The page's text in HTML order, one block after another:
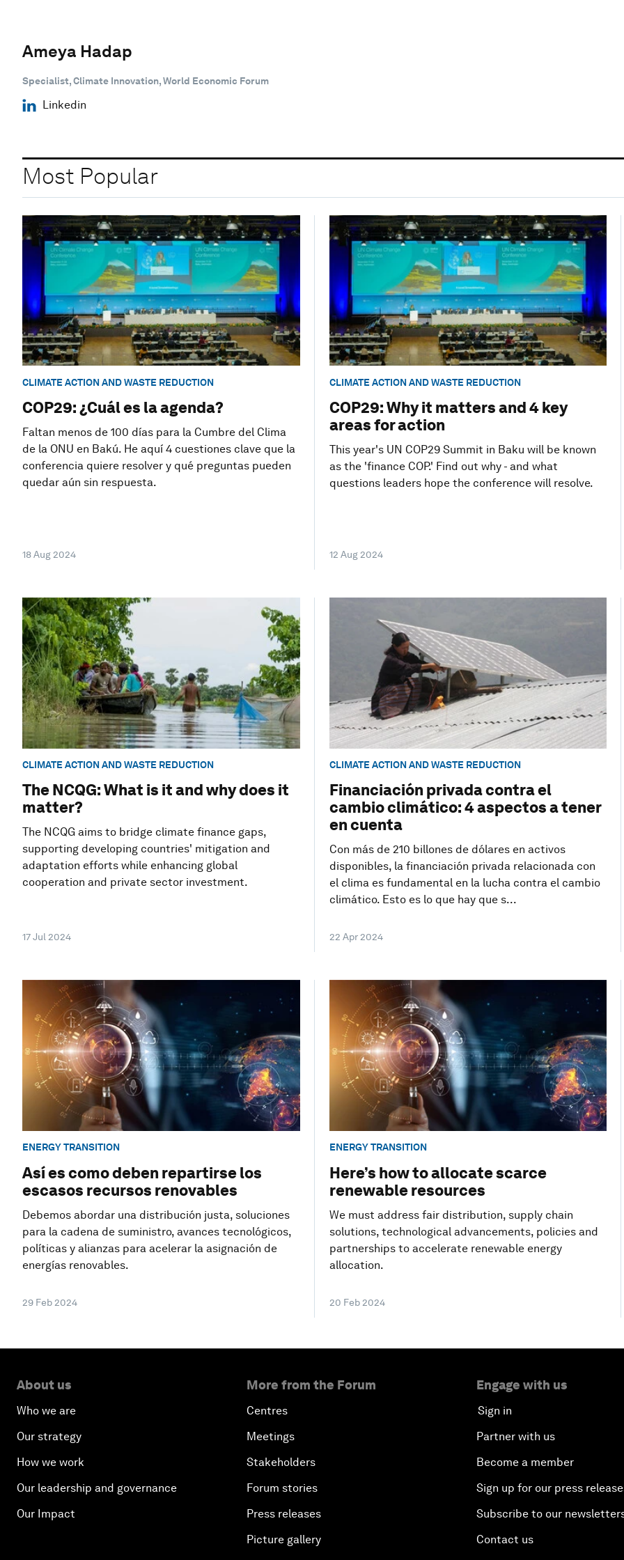
Ameya Hadap
Specialist, Climate Innovation, World Economic Forum
Linkedin
Most Popular
CLIMATE ACTION AND WASTE REDUCTION
COP29: ¿Cuál es la agenda?
Faltan menos de 100 días para la Cumbre del Clima
de la ONU en Bakú. He aquí 4 cuestiones clave que la
conferencia quiere resolver y qué preguntas pueden
quedar aún sin respuesta.
18 Aug 2024
CLIMATE ACTION AND WASTE REDUCTION
COP29: Why it matters and 4 key
areas for action
This year's UN COP29 Summit in Baku will be known
as the 'finance COP.' Find out why - and what
questions leaders hope the conference will resolve.
12 Aug 2024
CLIMATE ACTION AND WASTE REDUCTION
The NCQG: What is it and why does it
matter?
The NCQG aims to bridge climate finance gaps,
supporting developing countries' mitigation and
adaptation efforts while enhancing global
cooperation and private sector investment.
17 Jul 2024
CLIMATE ACTION AND WASTE REDUCTION
Financiación privada contra el
cambio climático: 4 aspectos a tener
en cuenta
Con más de 210 billones de dólares en activos
disponibles, la financiación privada relacionada con
el clima es fundamental en la lucha contra el cambio
climático. Esto es lo que hay que s...
22 Apr 2024
ENERGY TRANSITION
Así es como deben repartirse los
escasos recursos renovables
Debemos abordar una distribución justa, soluciones
para la cadena de suministro, avances tecnológicos,
políticas y alianzas para acelerar la asignación de
energías renovables.
29 Feb 2024
ENERGY TRANSITION
Here’s how to allocate scarce
renewable resources
We must address fair distribution, supply chain
solutions, technological advancements, policies and
partnerships to accelerate renewable energy
allocation.
20 Feb 2024
About us
Who we are
Our strategy
How we work
Our leadership and governance
Our Impact
More from the Forum
Centres
Meetings
Stakeholders
Forum stories
Press releases
Picture gallery
Engage with us
Sign in
Partner with us
Become a member
Sign up for our press
Subscribe to our
Contact us